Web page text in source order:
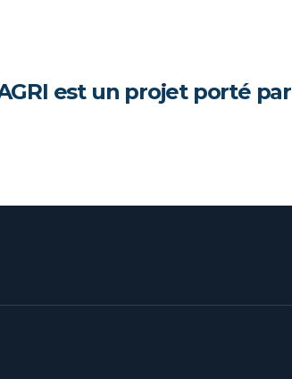
est un projet porté par